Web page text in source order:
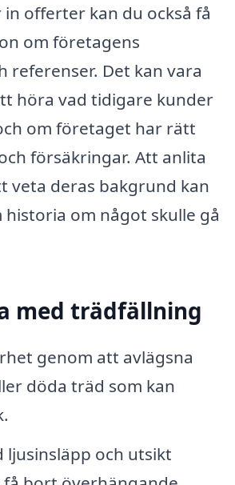
in offerter kan du också få
om företagens
referenser. Det kan vara
höra vad tidigare kunder
om företaget har rätt
försäkringar. Att anlita
veta deras bakgrund kan
historia om något skulle gå
med trädfällning
genom att avlägsna
döda träd som kan
ljusinsläpp och utsikt